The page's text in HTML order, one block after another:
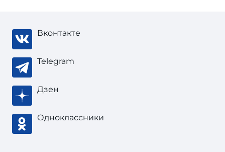
Вконтакте
Telegram
Дзен
Одноклассники